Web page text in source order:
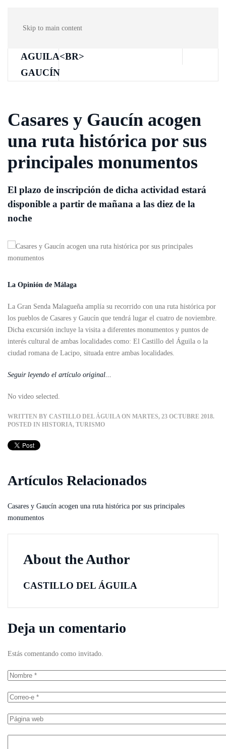
Skip to main content
Casares y Gaucín acogen
una ruta histórica por sus
principales monumentos
El plazo de inscripción de dicha actividad estará
disponible a partir de mañana a las diez de la
noche
La Opinión de Málaga
La Gran Senda Malagueña amplía su recorrido con una ruta histórica por
los pueblos de Casares y Gaucín que tendrá lugar el cuatro de noviembre.
Dicha excursión incluye la visita a diferentes monumentos y puntos de
interés cultural de ambas localidades como: El Castillo del Águila o la
ciudad romana de Lacipo, situada entre ambas localidades.
Seguir leyendo el artículo original...
No video selected.
WRITTEN BY CASTILLO DEL ÁGUILAON MARTES, 23 OCTUBRE 2018.
POSTED IN HISTORIA, TURISMO
Artículos Relacionados
Casares y Gaucín acogen una ruta histórica por sus principales
monumentos
About the Author
CASTILLO DEL ÁGUILA
Deja un comentario
Estás comentando como invitado.